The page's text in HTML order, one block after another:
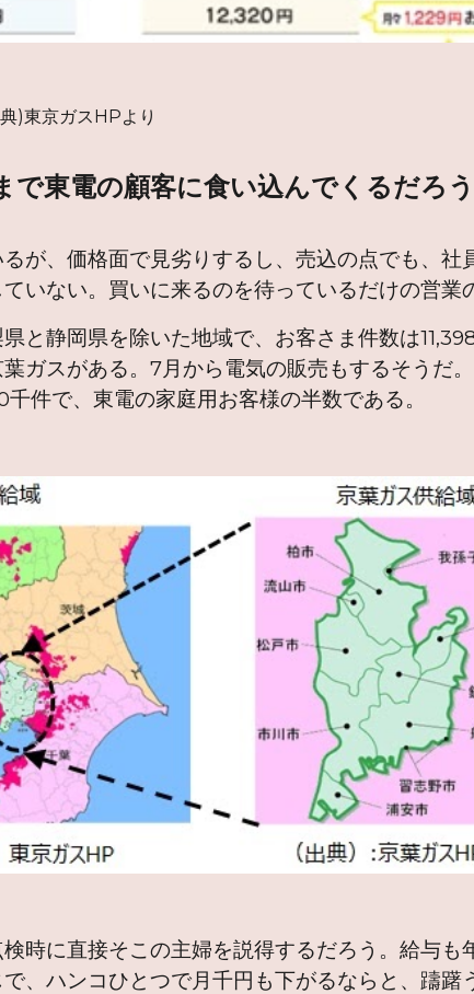
より
で東電の顧客に食い込んでくるだろ
が、価格面で見劣りするし、売込の点でも、社
いない。買いに来るのを待っているだけの営業
と静岡県を除いた地域で、お客さま件数は
ガスがある。7月から電気の販売もするそうだ
件で、東電の家庭用お客様の半数である。
時に直接そこの主婦を説得するだろう。給与も
、ハンコひとつで月千円も下がるならと、躊躇